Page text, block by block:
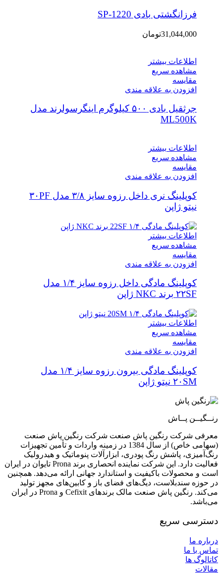
فرزانگشتی بادی SP-1220
31,044,000تومان
اطلاعات بیشتر
مشاهده سریع
مقایسه
افزودن به علاقه مندی
جرثقیل بادی ۵۰۰ کیلوگرم اینگرسولرند مدل
ML500K
اطلاعات بیشتر
مشاهده سریع
مقایسه
افزودن به علاقه مندی
کوپلینگ نری داخل رزوه سایز ۳/۸ مدل ۳۰PF
نیتو ژاپن
اطلاعات بیشتر
مشاهده سریع
مقایسه
افزودن به علاقه مندی
کوپلینگ مادگی داخل رزوه سایز ۱/۴ مدل
۲۲SF برند NKC ژاپن
اطلاعات بیشتر
مشاهده سریع
مقایسه
افزودن به علاقه مندی
کوپلینگ مادگی بیرون رزوه سایز ۱/۴ مدل
۲۰SM نیتو ژاپن
رنــگیــن پــاش
معرفی شرکت رنگین پاش صنعت شرکت رنگین پاش صنعت
(سهامی خاص) از سال 1384 در زمینه واردات و تأمین تجهیزات
رنگ‌آمیزی، پاشش رنگ پودری، ابزارآلات پنوماتیک و هیدرولیک
فعالیت دارد. این شرکت نماینده انحصاری برند Prona تایوان در ایران
است و محصولات باکیفیت و استاندارد جهانی ارائه می‌دهد. همچنین
در حوزه سندبلاست، دیگ‌های فضای باز و کابین‌های مجهز تولید
می‌کند. رنگین پاش صنعت مالک برندهای Cefixit و Prona در ایران
می‌باشد.
دسترسی سریع
درباره ما
تماس با ما
کاتالوگ ها
مقالات